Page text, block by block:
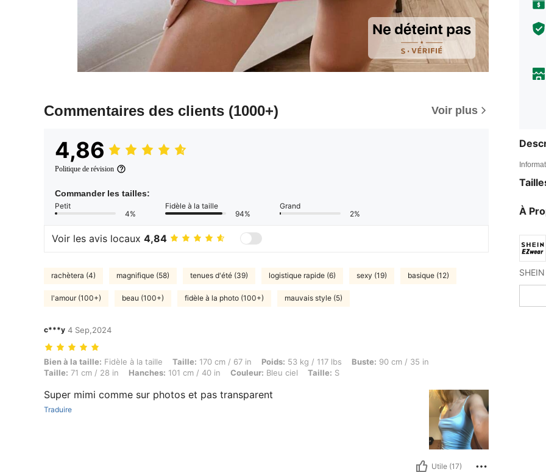
Commentaires des clients (1000+) Voir plus
4,86
Politique de révision
Commander les tailles:
Petit
4%
Fidèle à la taille
94%
Grand
2%
Voir les avis locaux 4,84
rachètera (4) magnifique (58) tenues d'été (39) logistique rapide (6) sexy (19) basique (12)
l'amour (100+) beau (100+) fidèle à la photo (100+) mauvais style (5)
c***y 4 Sep,2024
Bien à la taille: Fidèle à la taille, Taille: 170 cm / 67 in, Poids: 53 kg / 117 lbs, Buste: 90 cm / 35 in, Taille: 71 cm / 28 in, Hanches: 101 cm / 40 in,
Bien à la taille: Fidèle à la taille Taille: 170 cm / 67 in Poids: 53 kg / 117 lbs Buste: 90 cm / 35 in
Taille: 71 cm / 28 in Hanches: 101 cm / 40 in Couleur: Bleu ciel Taille: S
Super mimi comme sur photos et pas transparent
Traduire
Utile (17)
À